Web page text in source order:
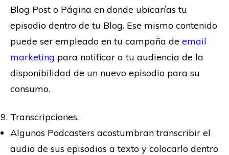
Blog Post o Página en donde ubicarías tu
episodio dentro de tu Blog. Ese mismo contenido
puede ser empleado en tu campaña de email
marketing para notificar a tu audiencia de la
disponibilidad de un nuevo episodio para su
consumo.
Transcripciones.
Algunos Podcasters acostumbran transcribir el
audio de sus episodios a texto y colocarlo dentro